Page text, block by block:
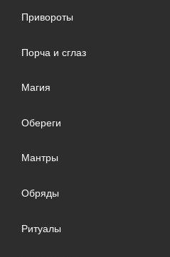
Привороты
Порча и сглаз
Магия
Обереги
Мантры
Обряды
Ритуалы